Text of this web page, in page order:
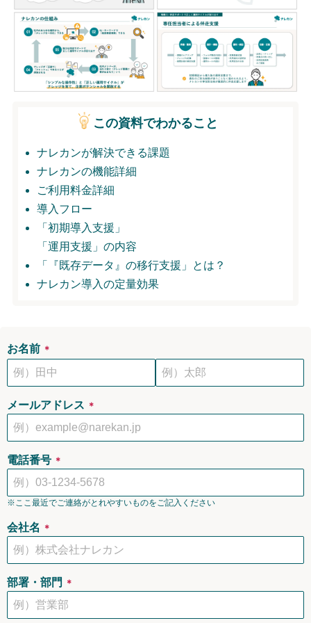
無料トライアル
ログイン
この資料でわかること
ナレカンが解決できる課題
ナレカンの機能詳細
ご利用料金詳細
導入フロー
「初期導入支援」
「運用支援」の内容
「『既存データ』の移行支援」とは？
ナレカン導入の定量効果
お名前 ＊
メールアドレス ＊
電話番号 ＊
※ここ最近でご連絡がとれやすいものをご記入ください
会社名 ＊
部署・部門 ＊